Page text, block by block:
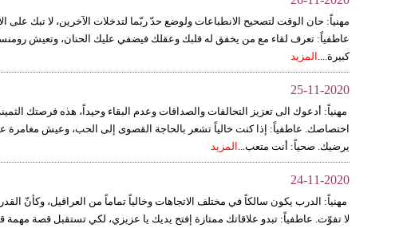
مهنياً: حان الوقت لتصحيح الانطباعات ولوضع حدّ ربّما لتدخلات الآخرين، لا تبك
عاطفياً: تعرف لقاء مع من يخفق له قلبك وعقلك فيضفي عليك الحنان، وتعيش رومنسية
كبيرة.... المزيد
25-11-2020
مهنياً: أدعوك الى تعزيز التحالفات والصداقات وعدم البقاء وحيداً، هذه فرصتك
اختصاصك. عاطفياً: إذا كنت خالياً تشعر بالحاجة القصوى إلى الحب، وعيش مغامرة
يرضيك. صحياً: أنت متعب... المزيد
24-11-2020
مهنياً: الدرب يكون سالكاً في مختلف الاتجاهات وخالياً تماماً من العراقيل، وكأنّ
لا تفوّت. عاطفياً: تبدو علاقاتك ممتازة إفتح يديك يا عزيزي، لكي تستقبل قصة